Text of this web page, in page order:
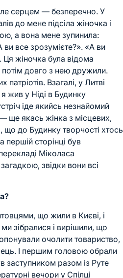
серцем — безперечно. У
до мене підсіла жіночка і
а вона мене зупинила:
все зрозумієте?». «А ви
Ця жіночка була відома
потім довго з нею дружили.
Взагалі, у Литві
жив у Ніді в Будинку
іде якийсь незнайомий
— ще якась жінка з місцевих,
що до Будинку творчості хтось
першій сторінці був
Міколаса
звідки вони всі
що жили в Києві, і
зібралися і вирішили, що
очолити товариство,
І першим головою обрали
заступником разом із Руте
вечори у Спілці